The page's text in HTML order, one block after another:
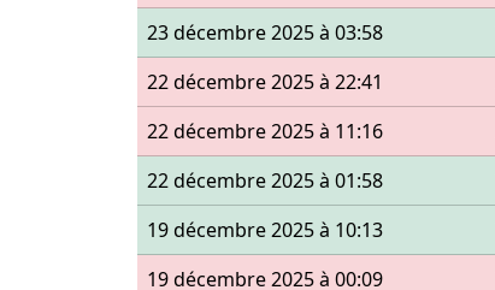
23 décembre 2025 à 03:58
22 décembre 2025 à 22:41
22 décembre 2025 à 11:16
22 décembre 2025 à 01:58
19 décembre 2025 à 10:13
19 décembre 2025 à 00:09